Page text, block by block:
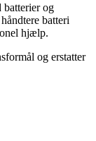
og
batteri
hjælp.
og erstatter